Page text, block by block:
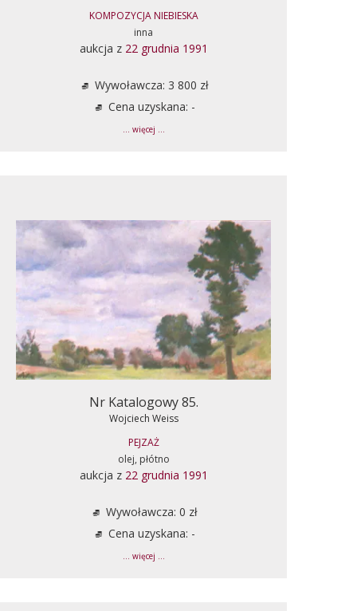
KOMPOZYCJA NIEBIESKA
inna
aukcja z 22 grudnia 1991
Wywoławcza: 3 800 zł
Cena uzyskana: -
... więcej ...
Nr Katalogowy 85.
Wojciech Weiss
PEJZAŻ
olej, płótno
aukcja z 22 grudnia 1991
Wywoławcza: 0 zł
Cena uzyskana: -
... więcej ...